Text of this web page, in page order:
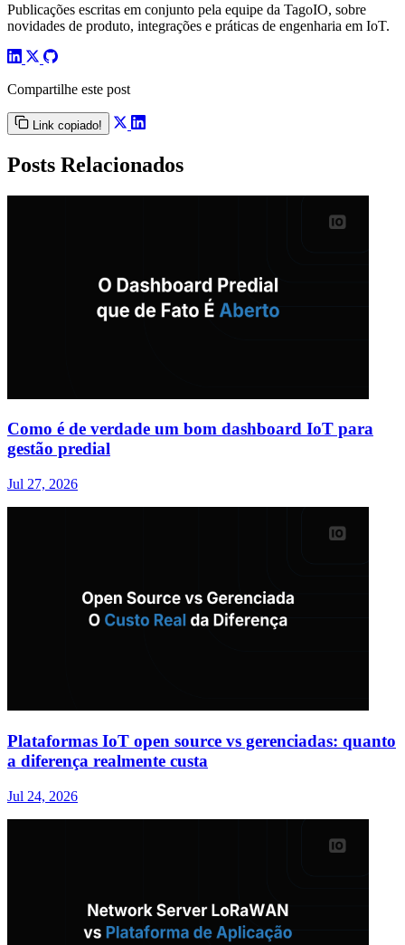
Publicações escritas em conjunto pela equipe da TagoIO, sobre
novidades de produto, integrações e práticas de engenharia em IoT.
Compartilhe este post
Link copiado!
Posts Relacionados
Como é de verdade um bom dashboard IoT para
gestão predial
Jul 27, 2026
Plataformas IoT open source vs gerenciadas: quanto
a diferença realmente custa
Jul 24, 2026